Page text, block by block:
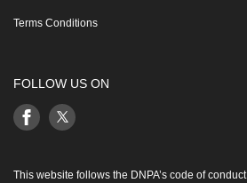
Terms Conditions
FOLLOW US ON
This website follows the DNPA’s code of conduct